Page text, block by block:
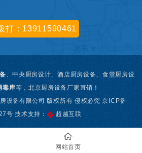
网站首页
打：13911590461
、中央厨房设计、酒店厨房设备、食堂厨房设
毒库等，北京厨房设备厂家直销！
设备有限公司 版权所有 侵权必究京ICP备
号 技术支持：
超越互联